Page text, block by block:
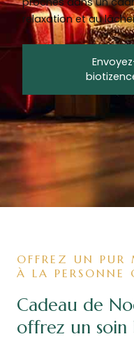
relaxation et au
OFFREZ UN PUR
À LA
Cadeau de
offrez un soin